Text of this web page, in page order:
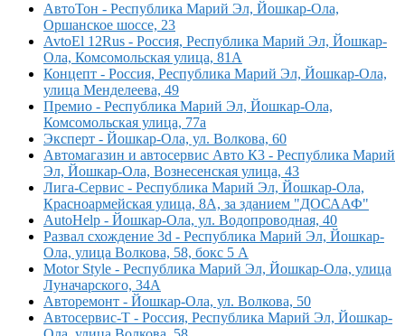
АвтоТон - Республика Марий Эл, Йошкар-Ола,
Оршанское шоссе, 23
AvtoEl 12Rus - Россия, Республика Марий Эл, Йошкар-
Ола, Комсомольская улица, 81А
Концепт - Россия, Республика Марий Эл, Йошкар-Ола,
улица Менделеева, 49
Премио - Республика Марий Эл, Йошкар-Ола,
Комсомольская улица, 77а
Эксперт - Йошкар-Ола, ул. Волкова, 60
Автомагазин и автосервис Авто К3 - Республика Марий
Эл, Йошкар-Ола, Вознесенская улица, 43
Лига-Сервис - Республика Марий Эл, Йошкар-Ола,
Красноармейская улица, 8А, за зданием "ДОСААФ"
AutoHelp - Йошкар-Ола, ул. Водопроводная, 40
Развал схождение 3d - Республика Марий Эл, Йошкар-
Ола, улица Волкова, 58, бокс 5 А
Motor Style - Республика Марий Эл, Йошкар-Ола, улица
Луначарского, 34А
Авторемонт - Йошкар-Ола, ул. Волкова, 50
Автосервис-Т - Россия, Республика Марий Эл, Йошкар-